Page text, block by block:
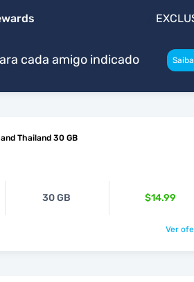
cada amigo indicado
Thailand 30 GB
30 GB $14.99
Ver